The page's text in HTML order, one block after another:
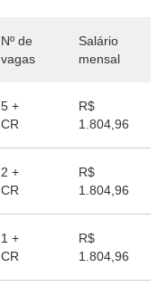
Nº de
vagas
Salário
mensal
5 +
CR
R$
1.804,96
2 +
CR
R$
1.804,96
1 +
CR
R$
1.804,96